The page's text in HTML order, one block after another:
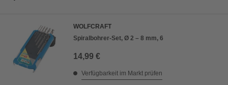
WOLFCRAFT
Spiralbohrer-Set, Ø 2 – 8 mm, 6
14,99 €
Verfügbarkeit im Markt prüfen